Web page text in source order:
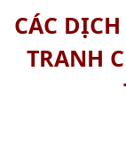
CÁC
TRANH